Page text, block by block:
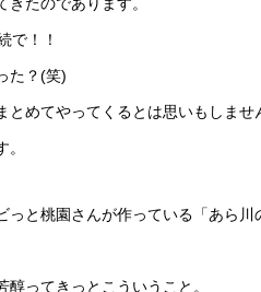
で！！
た？(笑)
とめてやってくるとは思いもしませ
と桃園さんが作っている「あら川
ってきっとこういうこと。